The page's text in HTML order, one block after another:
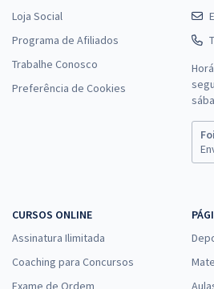
Loja Social
Programa de Afiliados
Trabalhe Conosco
Preferência de Cookies
CURSOS ONLINE
Assinatura Ilimitada
Coaching para Concursos
Exame de Ordem